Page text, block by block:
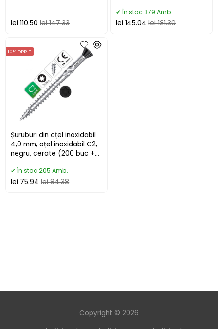
lei 110.50 lei 147.33
În stoc 379 Amb.
lei 145.04 lei 181.30
Șuruburi din oțel inoxidabil
4,0 mm, oțel inoxidabil C2,
negru, cerate (200 buc +
10% OPRIT
În stoc 205 Amb.
lei 75.94 lei 84.38
Copyright © 2026